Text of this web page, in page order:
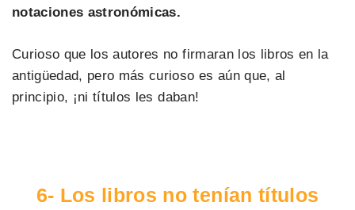
notaciones astronómicas.
Curioso que los autores no firmaran los libros en la
antigüedad, pero más curioso es aún que, al
principio, ¡ni títulos les daban!
6- Los libros no tenían títulos